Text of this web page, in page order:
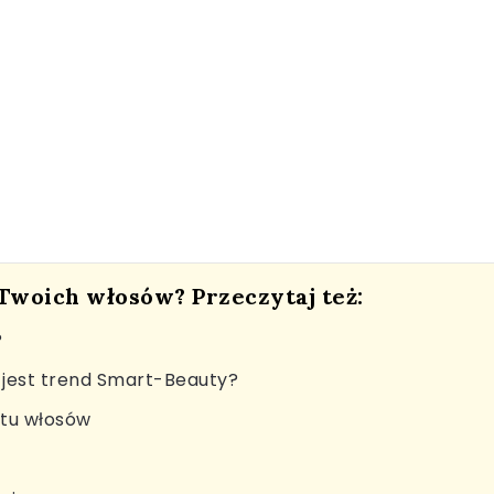
włosów? Przeczytaj też:
jest trend Smart-Beauty?
włosów